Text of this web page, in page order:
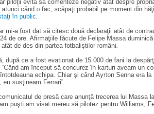
piloţii evită să comenteze negativ atât despre
când o fac, scăpaţi probabil pe moment din
în public.
mi-a fost dat să citesc două declaraţii atât de
de ore. Afirmaţiile făcute de Felipe Massa
atât de des din partea fotbaliştilor români.
după ce a fost evationat de 15.000 de fani la
“Când am început să concurez în karturi aveam un
echipa. Chiar şi când Ayrton Senna era
eu susţineam Ferrari”.
de presă care anunţă trecerea lui Massa
puşti am visat mereu să pilotez pentru Williams,